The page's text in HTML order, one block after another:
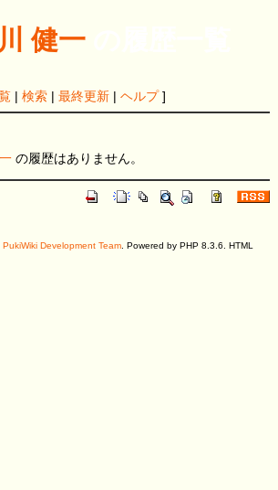
健一の履歴一覧
| 検索| 最終更新| ヘルプ]
の履歴はありません。
PukiWiki Development Team. Powered by PHP 8.3.6. HTML